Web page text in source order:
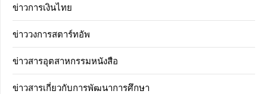
ข่าวการเงินไทย
ข่าววงการสตาร์ทอัพ
ข่าวสารอุตสาหกรรมหนังสือ
ข่าวสารเกี่ยวกับการพัฒนาการศึกษา